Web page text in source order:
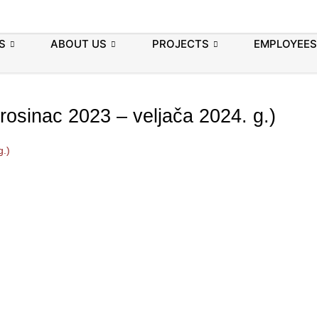
ABOUT US PROJECTS EMPLOYEES
2023 – veljača 2024. g.)